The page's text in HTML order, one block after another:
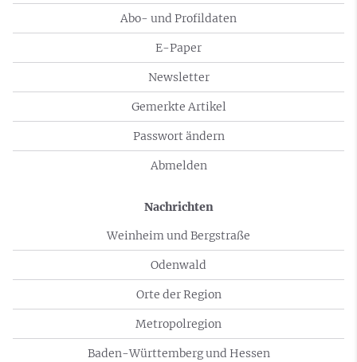
Abo- und Profildaten
E-Paper
Newsletter
Gemerkte Artikel
Passwort ändern
Abmelden
Nachrichten
Weinheim und Bergstraße
Odenwald
Orte der Region
Metropolregion
Baden-Württemberg und Hessen